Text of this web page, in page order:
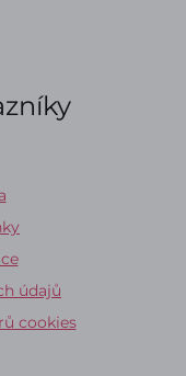
údajů
cookies